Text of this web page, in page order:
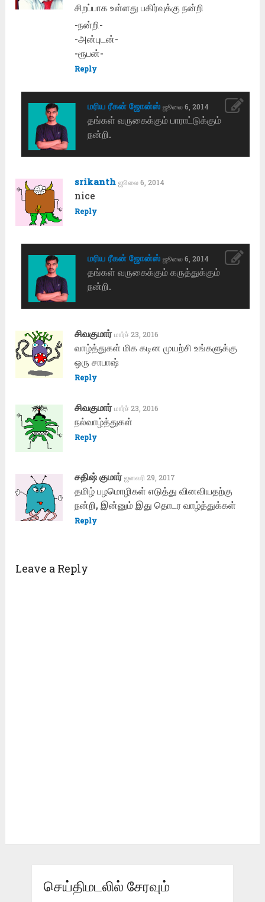
சிறப்பாக உள்ளது பகிர்வுக்கு நன்றி
-நன்றி-
-அன்புடன்-
-ரூபன்-
Reply
மரிய ரீகன் ஜோன்ஸ் ஜூலை 6, 2014
தங்கள் வருகைக்கும் பாராட்டுக்கும்
நன்றி.
srikanth ஜூலை 6, 2014
nice
Reply
மரிய ரீகன் ஜோன்ஸ் ஜூலை 6, 2014
தங்கள் வருகைக்கும் கருத்துக்கும்
நன்றி.
சிவகுமார் மார்ச் 23, 2016
வாழ்த்துகள் மிக கடின முயற்சி உங்களுக்கு
ஒரு சாபாஷ்
Reply
சிவகுமார் மார்ச் 23, 2016
நல்வாழ்த்துகள்
Reply
சதிஷ் குமார் ஜனவரி 29, 2017
தமிழ் பழமொழிகள் எடுத்து வினவியதற்கு
நன்றி, இன்னும் இது தொடர வாழ்த்துக்கள்
Reply
Leave a Reply
செய்திமடலில் சேரவும்